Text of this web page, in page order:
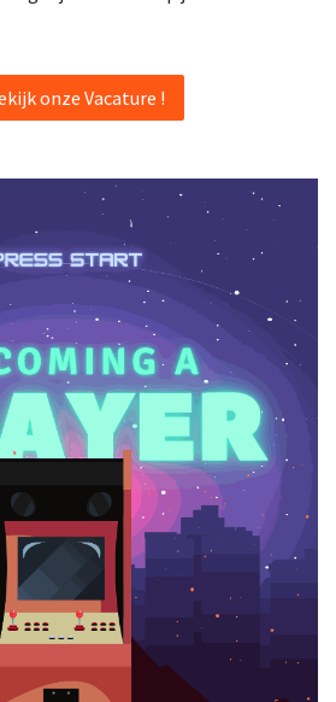
onze Vacature !